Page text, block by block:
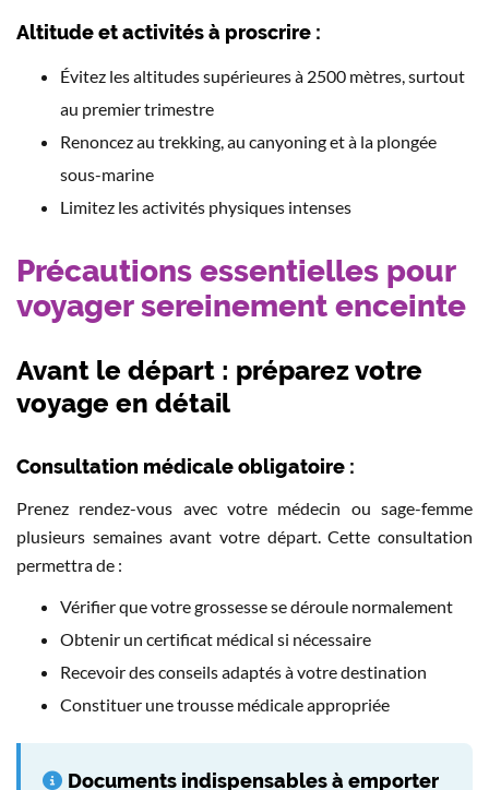
Altitude et activités à proscrire :
Évitez les altitudes supérieures à 2500 mètres, surtout
au premier trimestre
Renoncez au trekking, au canyoning et à la plongée
sous-marine
Limitez les activités physiques intenses
Précautions essentielles pour
voyager sereinement enceinte
Avant le départ : préparez votre
voyage en détail
Consultation médicale obligatoire :
Prenez rendez-vous avec votre médecin ou sage-femme
plusieurs semaines avant votre départ. Cette consultation
permettra de :
Vérifier que votre grossesse se déroule normalement
Obtenir un certificat médical si nécessaire
Recevoir des conseils adaptés à votre destination
Constituer une trousse médicale appropriée
Documents indispensables à emporter